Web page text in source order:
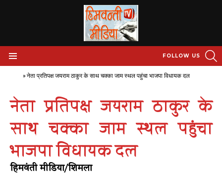
FOLLOW US
» नेता प्रतिपक्ष जयराम ठाकुर के साथ चक्का जाम स्थल पहुंचा भाजपा विधायक दल
नेता प्रतिपक्ष जयराम ठाकुर के
साथ चक्का जाम स्थल पहुंचा
भाजपा विधायक दल
हिमवंती मीडिया/शिमला